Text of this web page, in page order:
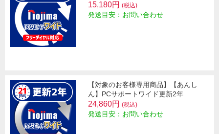
15,180円 (税込)
発送目安：お問い合わせ
【対象のお客様専用商品】【あんし
ん】PCサポートワイド更新2年
24,860円 (税込)
発送目安：お問い合わせ